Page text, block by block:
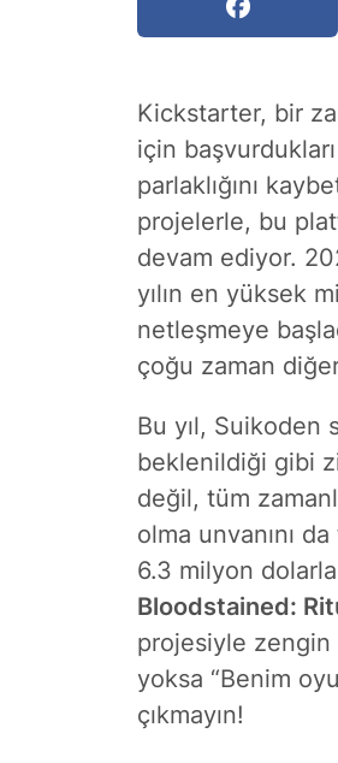
Kickstarter, bir
için
parlaklığını
projelerle, bu
devam ediyor.
yılın en yüksek
netleşmeye
çoğu zaman
Bu yıl, Suikoden
beklenildiği gibi
değil, tüm
olma unvanını
6.3 milyon dolarla
Bloodstained:
projesiyle zengin
yoksa “Benim
çıkmayın!